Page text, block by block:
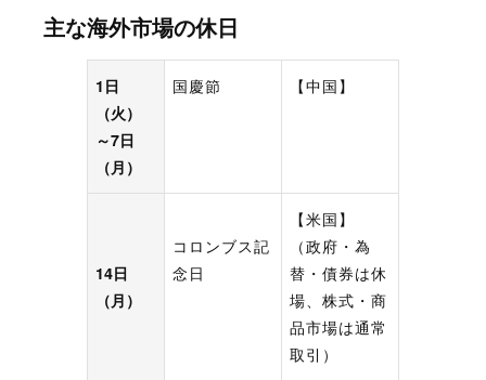
主な海外市場の休日
1日
（火）
～7日
（月）
国慶節 【中国】
14日
（月）
コロンブス記
念日
【米国】
（政府・為
替・債券は休
場、株式・商
品市場は通常
取引）